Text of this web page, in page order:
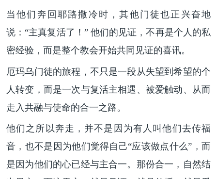
当他们奔回耶路撒冷时，其他门徒也正兴奋地
说： “主真复活了！” 他们的见证，不再是个人的私
密经验，而是整个教会开始共同见证的喜讯。
厄玛乌门徒的旅程，不只是一段从失望到希望的个
人转变，而是一次与复活主相遇、被爱触动、从而
走入共融与使命的合一之路。
他们之所以奔走，并不是因为有人叫他们去传福
音，也不是因为他们觉得自己“应该做点什么”，而
是因为他们的心已经与主合一。那份合一，自然结